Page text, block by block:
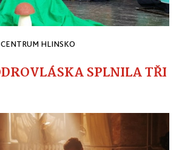
HLINSKO
SPLNILA